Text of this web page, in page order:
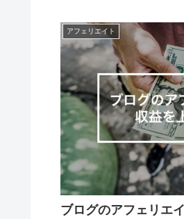
アフェリエイト
ブログのアフェリエ